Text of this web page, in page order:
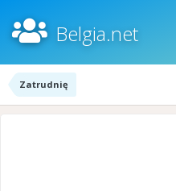
Belgia.net
Zatrudnię